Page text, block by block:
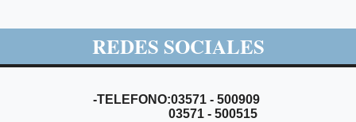
REDES SOCIALES
-TELEFONO:03571 - 500909
03571 - 500515